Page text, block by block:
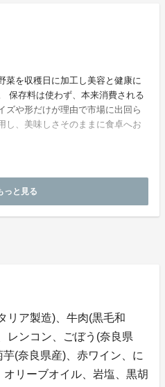
菜を収穫日に加工し美容と健康に
保存料は使わず、本来消費される
ズや形だけが理由で市場に出回ら
し、美味しさそのままに食卓へお
っと見る
リア製造)、牛肉(黒毛和
レンコン、ごぼう(奈良県
(奈良県産)、赤ワイン、に
リーブオイル、岩塩、黒胡